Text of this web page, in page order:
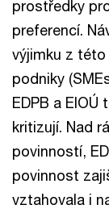
prostředky
preferencí.
výjimku z
podniky
EDPB a
kritizují. Nad
povinností,
povinnost
vztahovala i